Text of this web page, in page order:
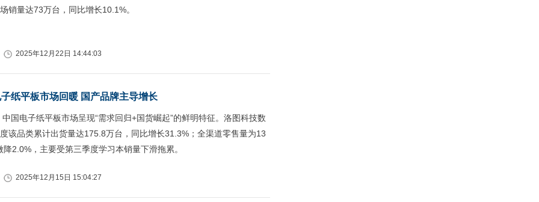
销量达73万台，同比增长10.1%。
2025年12月22日 14:44:03
纸平板市场回暖 国产品牌主导增长
国电子纸平板市场呈现“需求回归+国货崛起”的鲜明特征。洛图科技数
该品类累计出货量达175.8万台，同比增长31.3%；全渠道零售量为13
2.0%，主要受第三季度学习本销量下滑拖累。
2025年12月15日 15:04:27